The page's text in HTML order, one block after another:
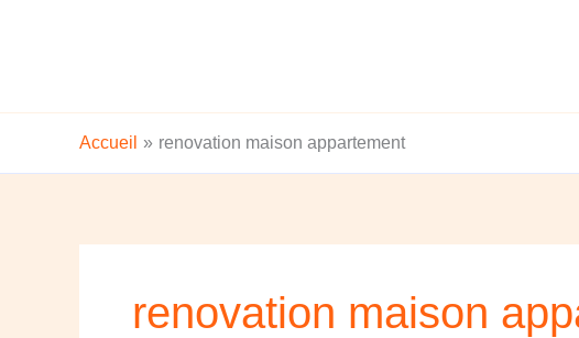
Accueil renovation maison appartement
renovation maison